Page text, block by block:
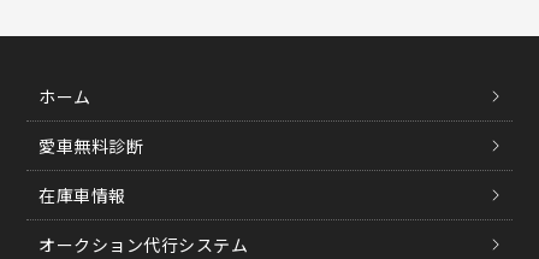
ホーム
愛車無料診断
在庫車情報
オークション代行システム